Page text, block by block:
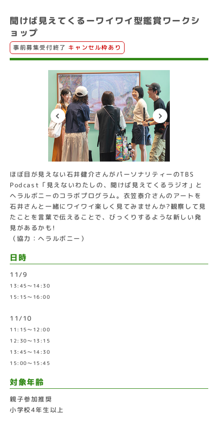
聞けば見えてくるーワイワイ型鑑賞ワークシ
ョップ
事前募集受付終了 キャンセル枠あり
ほぼ目が見えない石井健介さんがパーソナリティーのTBS
Podcast「見えないわたしの、聞けば見えてくるラジオ」と
ヘラルボニーのコラボプログラム。衣笠泰介さんのアートを
石井さんと一緒にワイワイ楽しく見てみませんか?観察して見
たことを言葉で伝えることで、びっくりするような新しい発
見があるかも!
（協力：ヘラルボニー）
日時
11/9
13:45～14:30
15:15～16:00
11/10
11:15～12:00
12:30～13:15
13:45～14:30
15:00～15:45
対象年齢
親子参加推奨
小学校4年生以上